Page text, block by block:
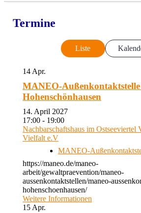
Termine
Liste
14 Apr.
MANEO-Außenkontaktstelle
Hohenschönhausen
14. April 2027
17:00 - 19:00
Nachbarschaftshaus im Ostseeviertel
Vielfalt e.V
MANEO-
https://maneo.de/maneo-
arbeit/gewaltpraevention/maneo-
aussenkontaktstellen/maneo-
hohenschoenhausen/
Weitere Informationen
15 Apr.